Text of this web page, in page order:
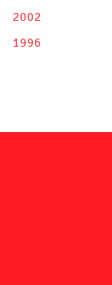
2002
1996